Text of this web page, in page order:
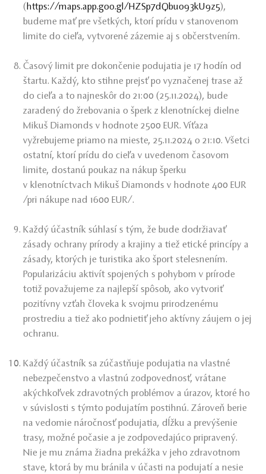
(https://maps.app.goo.gl/HZSp7dQbuo93kU9z5),
budeme mať pre všetkých, ktorí prídu v stanovenom
limite do cieľa, vytvorené zázemie aj s občerstvením.
Časový limit pre dokončenie podujatia je 17 hodín od
štartu. Každý, kto stihne prejsť po vyznačenej trase až
do cieľa a to najneskôr do 21:00 (25.11.2024), bude
zaradený do žrebovania o šperk z klenotníckej dielne
Mikuš Diamonds v hodnote 2500 EUR. Víťaza
vyžrebujeme priamo na mieste, 25.11.2024 o 21:10. Všetci
ostatní, ktorí prídu do cieľa v uvedenom časovom
limite, dostanú poukaz na nákup šperku
v klenotníctvach Mikuš Diamonds v hodnote 400 EUR
/pri nákupe nad 1600 EUR/.
Každý účastník súhlasí s tým, že bude dodržiavať
zásady ochrany prírody a krajiny a tiež etické princípy a
zásady, ktorých je turistika ako šport stelesnením.
Popularizáciu aktivít spojených s pohybom v prírode
totiž považujeme za najlepší spôsob, ako vytvoriť
pozitívny vzťah človeka k svojmu prirodzenému
prostrediu a tiež ako podnietiť jeho aktívny záujem o jej
ochranu.
Každý účastník sa zúčastňuje podujatia na vlastné
nebezpečenstvo a vlastnú zodpovednosť, vrátane
akýchkoľvek zdravotných problémov a úrazov, ktoré ho
v súvislosti s týmto podujatím postihnú. Zároveň berie
na vedomie náročnosť podujatia, dĺžku a prevýšenie
trasy, možné počasie a je zodpovedajúco pripravený.
Nie je mu známa žiadna prekážka v jeho zdravotnom
stave, ktorá by mu bránila v účasti na podujatí a nesie